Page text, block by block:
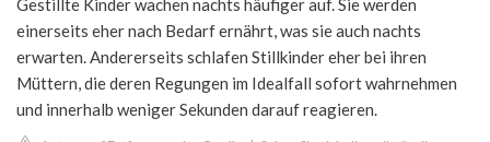
Gestillte Kinder wachen nachts häufiger auf. Sie werden
einerseits eher nach Bedarf ernährt, was sie auch nachts
erwarten. Andererseits schlafen Stillkinder eher bei ihren
Müttern, die deren Regungen im Idealfall sofort wahrnehmen
und innerhalb weniger Sekunden darauf reagieren.